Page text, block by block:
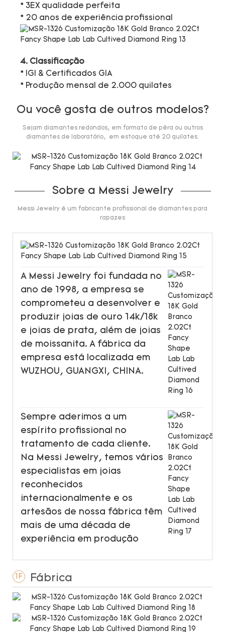
* 3EX qualidade perfeita
* 20 anos de experiência profissional
4. Classificação
* IGI & Certificados GIA
* Produção mensal de 2.000 quilates
Ou você gosta de outros modelos?
Sejam diamantes redondos, em formato de pêra ou outros
diamantes de laboratório, em estoque até 20 quilates.
Sobre a Messi Jewelry
Messi Jewelry é um fabricante profissional de diamantes para
rapazes
A Messi Jewelry foi fundada no
ano de 1998, a empresa se
comprometeu a desenvolver e
produzir joias de ouro 14k/18k
e joias de prata, além de joias
de moissanita. A fábrica da
empresa está localizada em
WUZHOU, GUANGXI, CHINA.
Sempre aderimos a um
espírito profissional no
tratamento de cada cliente.
Na Messi Jewelry, temos vários
especialistas em joias
reconhecidos
internacionalmente e os
artesãos de nossa fábrica têm
mais de uma década de
experiência em produção
1F Fábrica